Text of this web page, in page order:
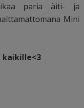
paria äiti- ja
Mini
kaikille<3